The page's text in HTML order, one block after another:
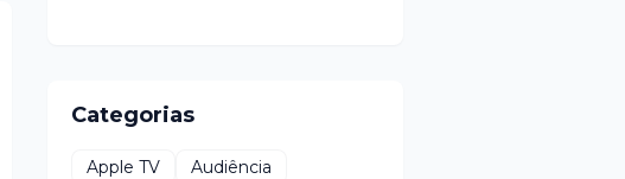
Categorias
Apple TV
Audiência